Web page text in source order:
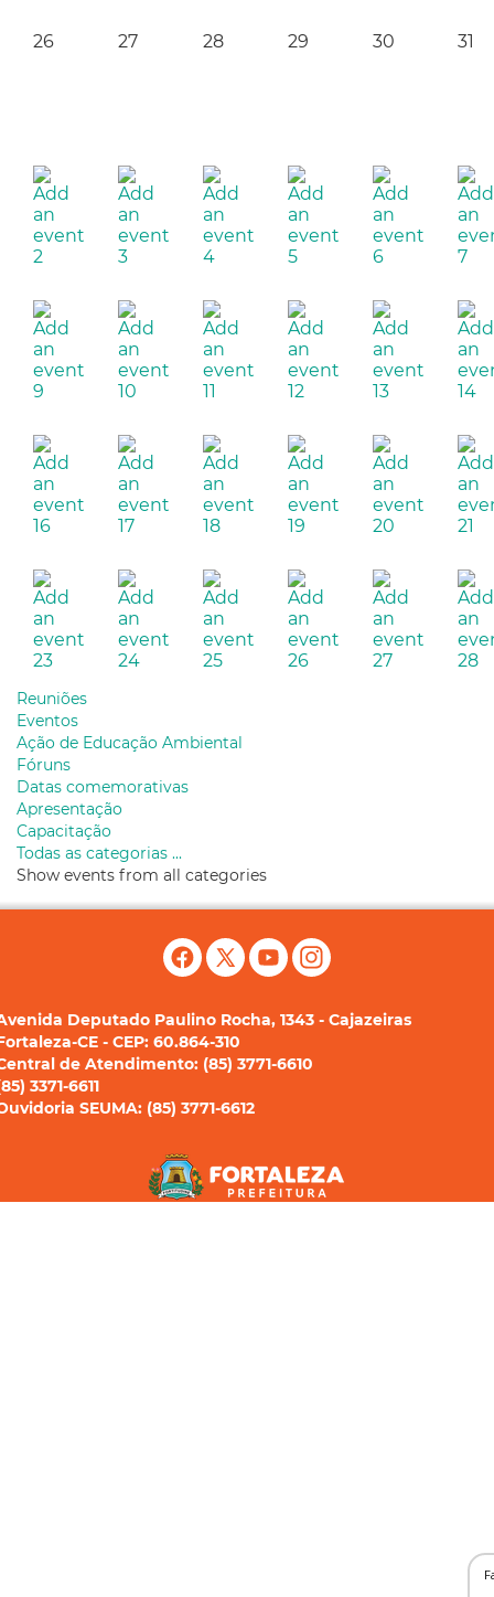
26 27 28 29 30 31
2 3 4 5 6 7
9 10 11 12 13 14
16 17 18 19 20 21
23 24 25 26 27 28
Reuniões
Eventos
Ação de Educação Ambiental
Fóruns
Datas comemorativas
Apresentação
Capacitação
Todas as categorias ...
Show events from all categories
Deputado Paulino Rocha, 1343 - Cajazeiras
CE - CEP: 60.864-310
de Atendimento: (85) 3771-6610
3371-6611
SEUMA: (85) 3771-6612